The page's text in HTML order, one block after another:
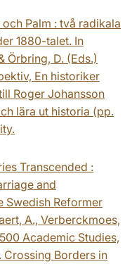
Palm : två radikala
1880-talet. In
Örbring, D. (Eds.)
En historiker
Roger Johansson
lära ut historia (pp.
Transcended :
and
Swedish Reformer
A., Verberckmoes,
Academic Studies,
Crossing Borders in